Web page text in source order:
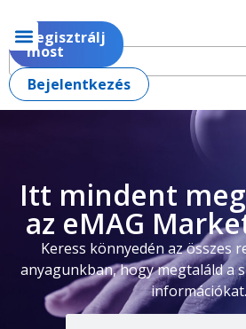
Regisztrálj
most
Bejelentkezés
Itt mindent
az eMAG
Keress könnyedén az összes
anyagunkban, hogy megtaláld a
információkat.